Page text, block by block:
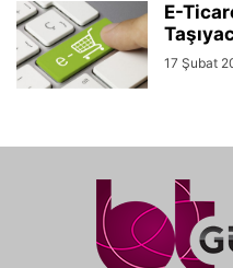
E-
17 Şubat